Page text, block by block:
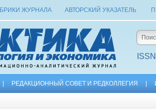
ЖУРНАЛА АВТОРСКИЙ УКАЗАТЕЛЬ
РЕДАКЦИОННЫЙ СОВЕТ И РЕДКОЛЛЕГИЯ